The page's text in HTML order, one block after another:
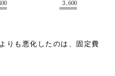
りも悪化したのは、固定費